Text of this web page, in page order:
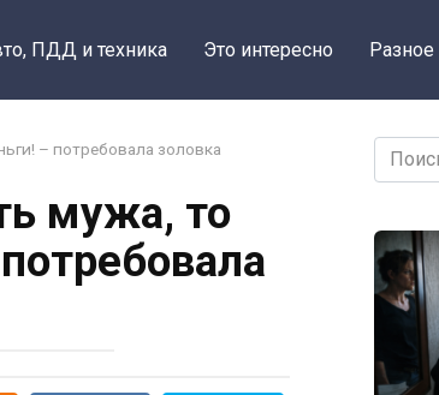
ПДД и техника Это интересно Разное
– потребовала золовка
мужа, то
Search
for: